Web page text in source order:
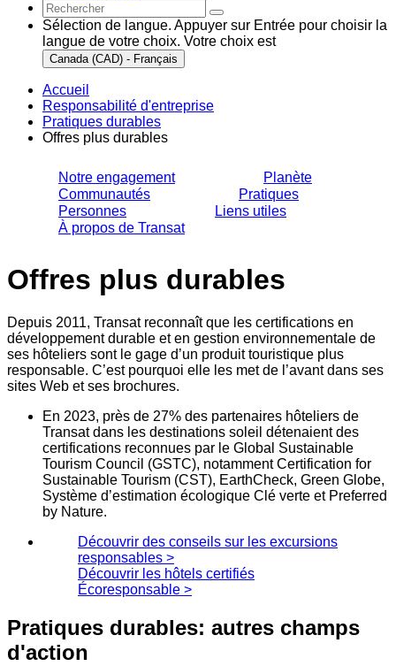
Sélection de langue. Appuyer sur Entrée pour choisir la
langue de votre choix. Votre choix est
Canada (CAD) - Français
Accueil
Responsabilité d'entreprise
Pratiques durables
Offres plus durables
Notre engagement
Planète
Communautés
Pratiques
Personnes
Liens utiles
À propos de Transat
Offres plus durables
Depuis 2011, Transat reconnaît que les certifications en
développement durable et en gestion environnementale de
ses hôteliers sont le gage d’un produit touristique plus
responsable. C’est pourquoi elle les met de l’avant dans ses
sites Web et ses brochures.
En 2023, près de 27% des partenaires hôteliers de
Transat dans les destinations soleil détenaient des
certifications reconnues par le Global Sustainable
Tourism Council (GSTC), notamment Certification for
Sustainable Tourism (CST), EarthCheck, Green Globe,
Système d’estimation écologique Clé verte et Preferred
by Nature.
Découvrir des conseils sur les excursions
responsables >
Découvrir les hôtels certifiés
Écoresponsable >
Pratiques durables: autres champs
d'action